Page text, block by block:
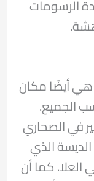
الرسومات
هي أيضًا مكان
الجميع.
في الصحاري
الذي
العلا. كما أن